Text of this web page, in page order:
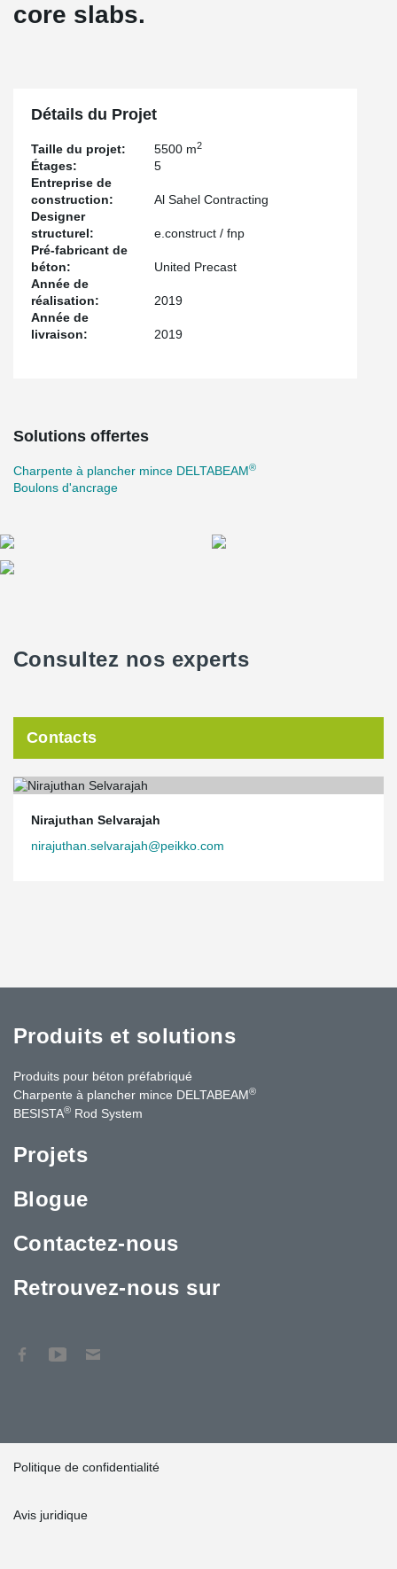
core slabs.
Détails du Projet
Taille du projet: 5500 m2
Étages:
5
Entreprise de
construction:
Al Sahel Contracting
Designer
structurel:
e.construct / fnp
Pré-fabricant de
béton:
United Precast
Année de
réalisation:
2019
Année de
livraison:
2019
Solutions offertes
Charpente à plancher mince DELTABEAM®
Boulons d'ancrage
Consultez nos experts
Contacts
Nirajuthan Selvarajah
nirajuthan.selvarajah@peikko.com
Produits et solutions
Produits pour béton préfabriqué
Charpente à plancher mince DELTABEAM®
BESISTA® Rod System
Projets
Blogue
Contactez-nous
Retrouvez-nous sur
Politique de confidentialité
Avis juridique